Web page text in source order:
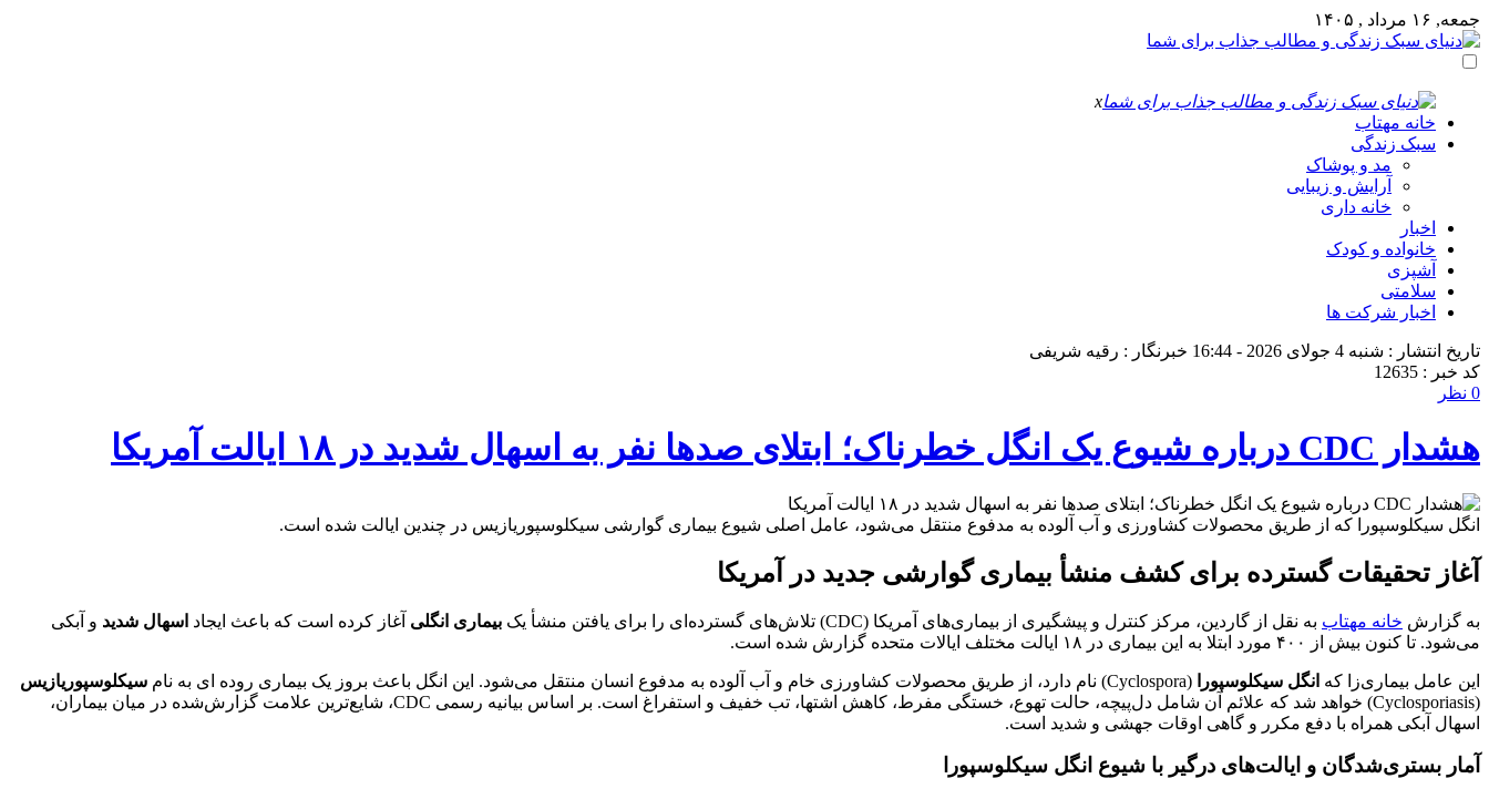
جمعه, ۱۶ مرداد , ۱۴۰۵
x
خانه مهتاب
سبک زندگی
مد و پوشاک
آرایش و زیبایی
خانه داری
اخبار
خانواده و کودک
آشپزی
سلامتی
اخبار شرکت ها
تاریخ انتشار : شنبه 4 جولای 2026 - 16:44
خبرنگار : رقیه شریفی
کد خبر : 12635
0 نظر
هشدار CDC درباره شیوع یک انگل خطرناک؛ ابتلای صدها نفر به اسهال شدید در ۱۸ ایالت آمریکا
انگل سیکلوسپورا که از طریق محصولات کشاورزی و آب آلوده به مدفوع منتقل می‌شود، عامل اصلی شیوع بیماری گوارشی سیکلوسپوریازیس در چندین ایالت شده است.
آغاز تحقیقات گسترده برای کشف منشأ بیماری گوارشی جدید در آمریکا
به گزارش خانه مهتاب به نقل از گاردین، مرکز کنترل و پیشگیری از بیماری‌های آمریکا (CDC) تلاش‌های گسترده‌ای را برای یافتن منشأ یک بیماری انگلی آغاز کرده است که باعث ایجاد اسهال شدید و آبکی
می‌شود. تا کنون بیش از ۴۰۰ مورد ابتلا به این بیماری در ۱۸ ایالت مختلف ایالات متحده گزارش شده است.
این عامل بیماری‌زا که انگل سیکلوسپورا (Cyclospora) نام دارد، از طریق محصولات کشاورزی خام و آب آلوده به مدفوع انسان منتقل می‌شود. این انگل باعث بروز یک بیماری روده ای به نام
سیکلوسپوریازیس
(Cyclosporiasis) خواهد شد که علائم آن شامل دل‌پیچه، حالت تهوع، خستگی مفرط، کاهش اشتها، تب خفیف و استفراغ است. بر اساس بیانیه رسمی CDC، شایع‌ترین علامت گزارش‌شده در میان بیماران،
اسهال آبکی همراه با دفع مکرر و گاهی اوقات جهشی و شدید است.
آمار بستری‌شدگان و ایالت‌های درگیر با شیوع انگل سیکلوسپورا